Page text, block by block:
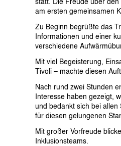
Gegen Rechtsextremismus am
am ersten gemeinsamen
Zu Beginn begrüßte das
Informationen und einer
verschiedene
Mit viel Begeisterung,
Tivoli – machte diesen
Nach rund zwei Stunden
Interesse haben gezeigt,
und bedankt sich bei
für diesen gelungenen
Mit großer Vorfreude
Inklusionsteams.